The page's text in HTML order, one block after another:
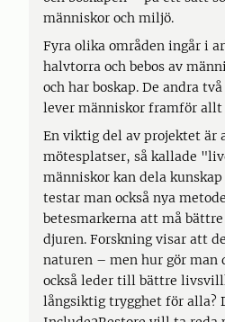
människor och miljö.
Fyra olika områden ingår i
halvtorra och bebos av
och har boskap. De andra
lever människor framför allt
En viktig del av projektet är
mötesplatser, så kallade
människor kan dela
testar man också nya
betesmarkerna att må
djuren. Forskning visar att
naturen – men hur gör man
också leder till bättre
långsiktig trygghet för alla?